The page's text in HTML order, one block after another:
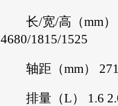
长/宽/高（mm）
4680/1815/1525
轴距（mm）
排量（L） 1.6